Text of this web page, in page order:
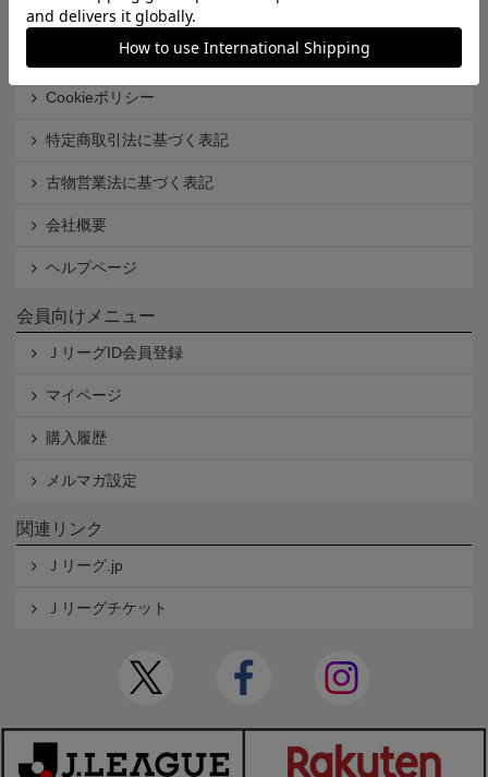
利用規約
個人情報保護方針
Cookieポリシー
特定商取引法に基づく表記
古物営業法に基づく表記
会社概要
ヘルプページ
会員向けメニュー
ＪリーグID会員登録
マイページ
購入履歴
メルマガ設定
関連リンク
Ｊリーグ.jp
Ｊリーグチケット